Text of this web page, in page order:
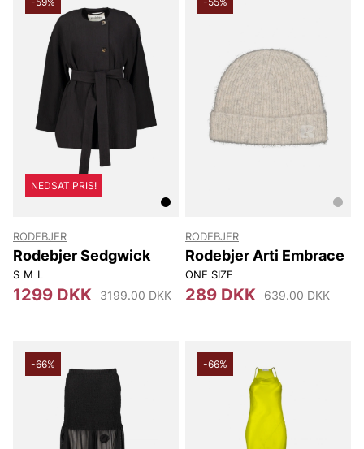
NEDSAT PRIS!
RODEBJER
Rodebjer Sedgwick
S M L
1299 DKK 3199.00 DKK
RODEBJER
Rodebjer Arti Embrace
ONE SIZE
289 DKK 639.00 DKK
-66% -66%